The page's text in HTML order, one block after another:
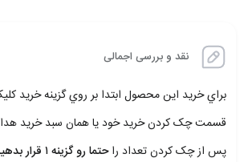
نقد و بررسی اجمالی
براي خريد اين محصول ابتدا بر روي گزينه خريد
قسمت چک کردن خريد خود يا همان سبد خريد
پس از چک کردن تعداد راحتما رو گزينه ۱ قرار بدهيد